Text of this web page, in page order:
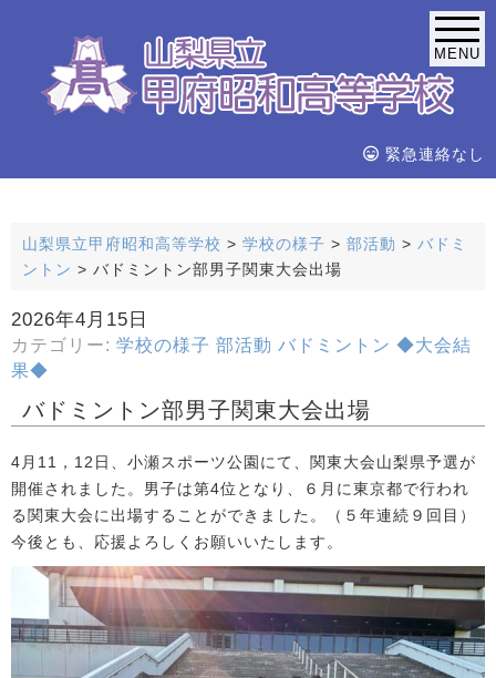
MENU
緊急連絡なし
山梨県立甲府昭和高等学校 > 学校の様子 > 部活動 > バドミ
ントン > バドミントン部男子関東大会出場
2026年4月15日
カテゴリー: 学校の様子 部活動 バドミントン ◆大会結
果◆
バドミントン部男子関東大会出場
4月11，12日、小瀬スポーツ公園にて、関東大会山梨県予選が
開催されました。男子は第4位となり、６月に東京都で行われ
る関東大会に出場することができました。（５年連続９回目）
今後とも、応援よろしくお願いいたします。